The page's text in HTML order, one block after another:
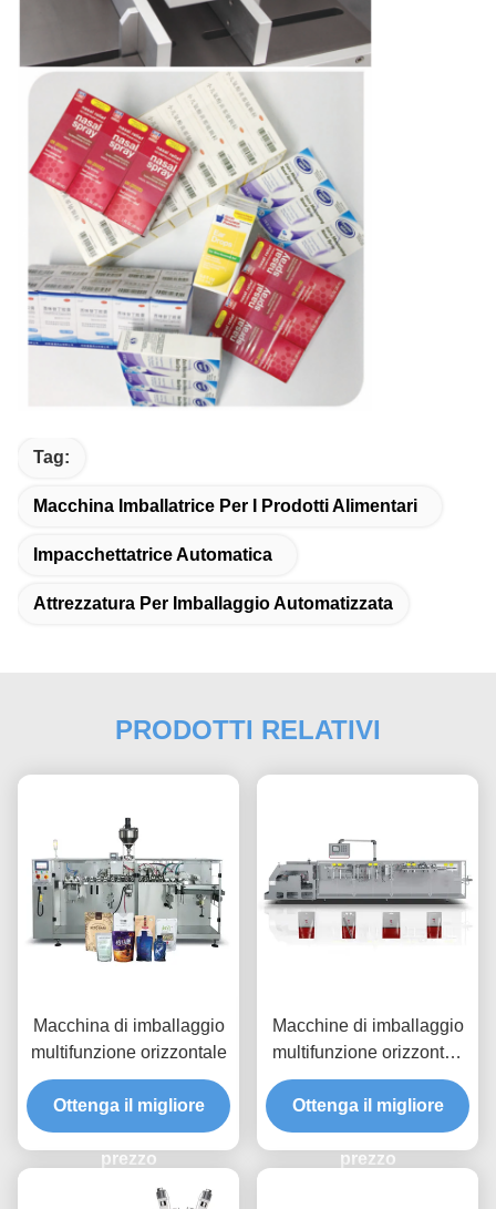
Tag:
Macchina Imballatrice Per I Prodotti Alimentari
Impacchettatrice Automatica
Attrezzatura Per Imballaggio Automatizzata
PRODOTTI RELATIVI
Macchina di imballaggio
multifunzione orizzontale
Ottenga il migliore
prezzo
Macchine di imballaggio
multifunzione orizzontali
ad alta velocità
Ottenga il migliore
prezzo